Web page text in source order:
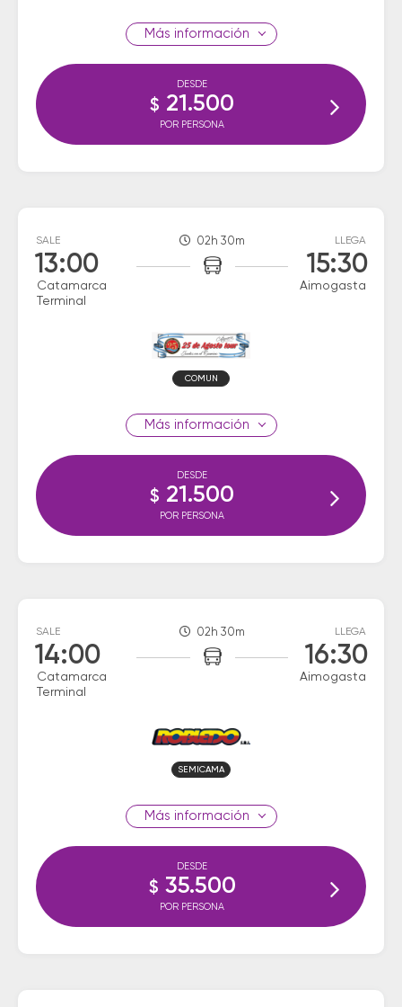
información
DESDE
$ 21.500
POR PERSONA
SALE
13:00
Catamarca
Terminal
02h 30m LLEGA
15:30
Aimogasta
COMUN
información
DESDE
$ 21.500
POR PERSONA
SALE
14:00
Catamarca
Terminal
02h 30m LLEGA
16:30
Aimogasta
SEMICAMA
información
DESDE
$ 35.500
POR PERSONA